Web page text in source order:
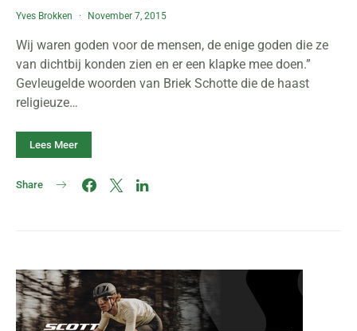
Yves Brokken November 7, 2015
Wij waren goden voor de mensen, de enige goden die ze
van dichtbij konden zien en er een klapke mee doen.”
Gevleugelde woorden van Briek Schotte die de haast
religieuze…
Lees Meer
Share